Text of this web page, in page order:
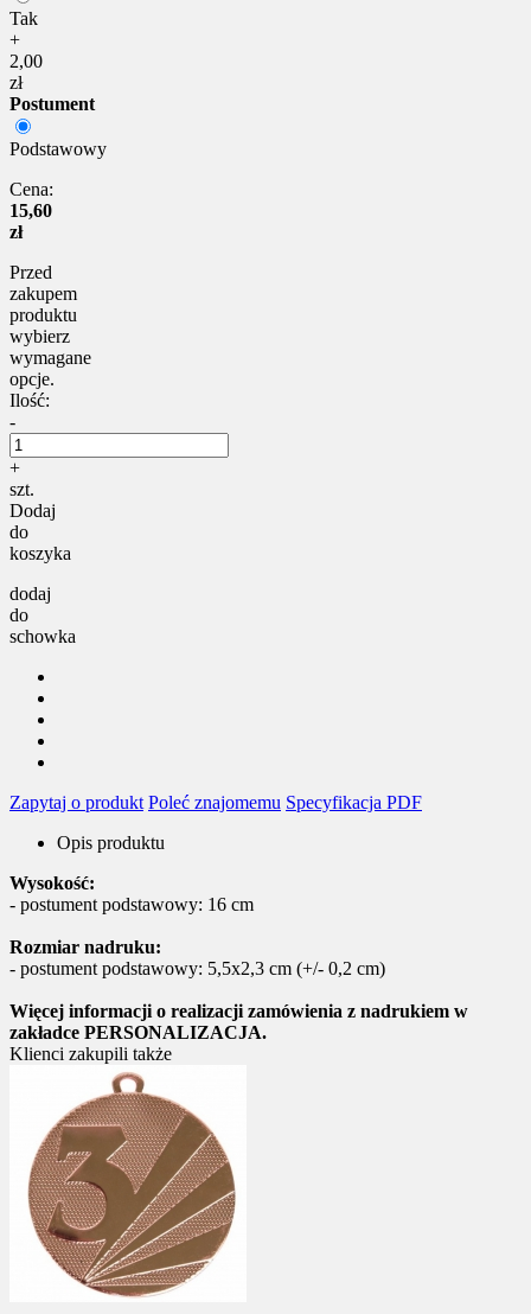
Tak
+
2,00
zł
Postument
Podstawowy
Cena:
15,60
zł
Przed
zakupem
produktu
wybierz
wymagane
opcje.
Ilość:
-
+
szt.
Dodaj
do
koszyka
dodaj
do
schowka
Zapytaj o produkt Poleć znajomemu Specyfikacja PDF
Opis produktu
Wysokość:
- postument podstawowy: 16 cm
Rozmiar nadruku:
- postument podstawowy: 5,5x2,3 cm (+/- 0,2 cm)
Więcej informacji o realizacji zamówienia z nadrukiem w
zakładce PERSONALIZACJA.
Klienci zakupili także